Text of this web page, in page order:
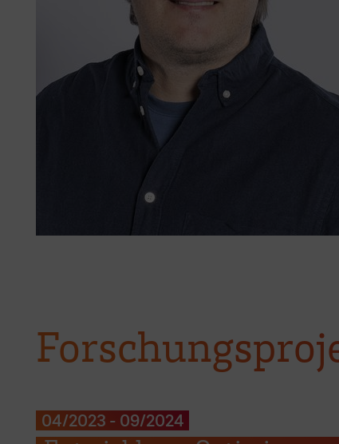
04/2023 - 09/2024